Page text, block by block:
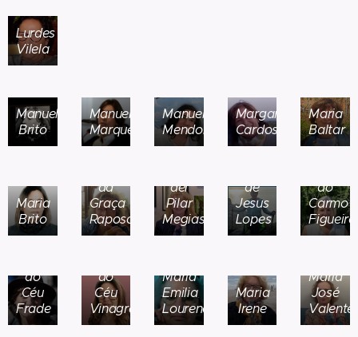
Lurdes
Vilela
Manuela
Brito
Manuela
Marques
Manuela
Mendonça
Margarida
Cardoso
Maria
Baltar
Maria
Brito
da
Graça
Raposo
del
Pilar
Megias
de
Jesus
Lopes
do
Carmo
Figueira
do
Céu
Frade
do
Céu
Vinagre
Maria
Emilia
Lourenço
Maria
Irene
Maria
José
Valente